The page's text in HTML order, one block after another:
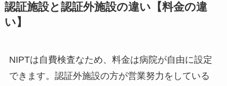
認証施設と認証外施設の違い【料金の違
い】
NIPTは自費検査なため、料金は病院が自由に設定
できます。認証外施設の方が営業努力をしている